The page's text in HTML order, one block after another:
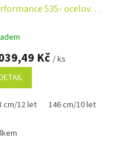
8 let
535- ocelově
Kč/ ks
cm/12 let 146 cm/10 let